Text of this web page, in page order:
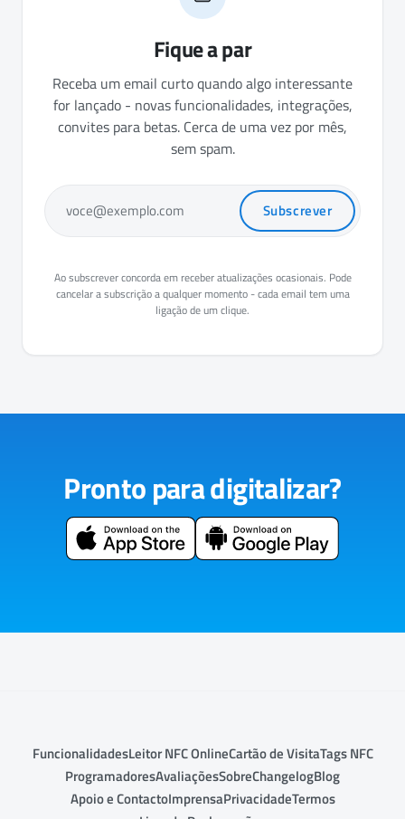
Fique a par
Receba um email curto quando algo interessante
for lançado - novas funcionalidades, integrações,
convites para betas. Cerca de uma vez por mês,
sem spam.
voce@exemplo.com Subscrever
Ao subscrever concorda em receber atualizações ocasionais. Pode
cancelar a subscrição a qualquer momento - cada email tem uma
ligação de um clique.
Pronto para digitalizar?
FuncionalidadesLeitor NFC OnlineCartão de VisitaTags NFC
ProgramadoresAvaliaçõesSobreChangelogBlog
Apoio e ContactoImprensaPrivacidadeTermos